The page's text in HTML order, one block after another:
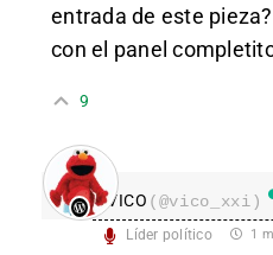
entrada de este
con el panel
9
VICO (@vico_xxi)
Líder político 1